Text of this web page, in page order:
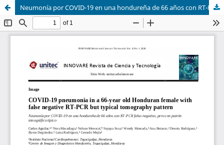
Neumonía por COVID-19 en una hondureña de 66 años con RT-PCR falso negativo, pero con patrón tomográfico típico